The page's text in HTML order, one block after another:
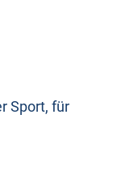
Sport, für